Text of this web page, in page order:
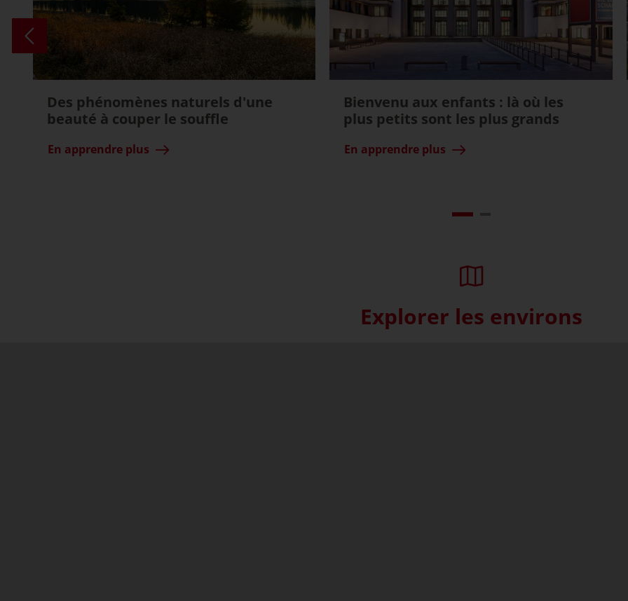
Des phénomènes naturels d'une
beauté à couper le souffle
En apprendre plus
Bienvenu aux enfants : là où les
plus petits sont les plus grands
En apprendre plus
Explorer les environs